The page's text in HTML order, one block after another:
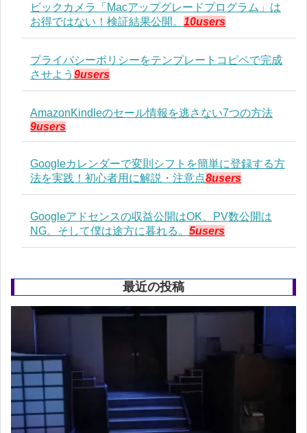
ビックカメラ「Macアップグレードプログラム」は
お得ではない！検証結果公開。 10users
プライバシーポリシーをテンプレートコピペで完成
させよう 9users
AmazonKindleのセール情報を逃さない7つの方法
9users
Googleカレンダーで変則シフトを簡単に登録する方
法を実践！初心者用に解説・注意点8users
Googleアドセンスの収益公開はOK、PV数公開は
NG。そして僕は途方に暮れる。 5users
最近の投稿